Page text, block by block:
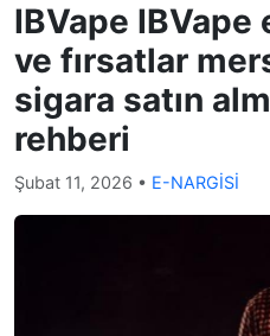
IBVape
ve fırsatlar
sigara satın
rehberi
Şubat 11, 2026 • E-NARGİSİ